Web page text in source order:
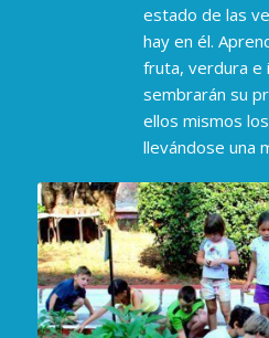
estado de las
hay en él.
fruta, verdura e
sembrarán su
ellos mismos
llevándose una